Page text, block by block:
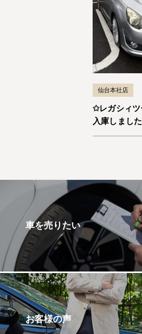
仙台本社店
✩レガシィツ
入庫しまし
です✩
車を売りたい
お客様の声